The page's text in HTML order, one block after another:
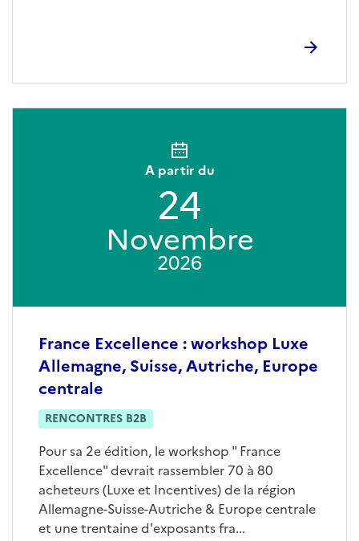
France Excellence : workshop Luxe
Allemagne, Suisse, Autriche, Europe
centrale
RENCONTRES B2B
Pour sa 2e édition, le workshop " France
Excellence" devrait rassembler 70 à 80
acheteurs (Luxe et Incentives) de la région
Allemagne-Suisse-Autriche & Europe centrale
et une trentaine d'exposants fra...
A partir du
24
Novembre
2026